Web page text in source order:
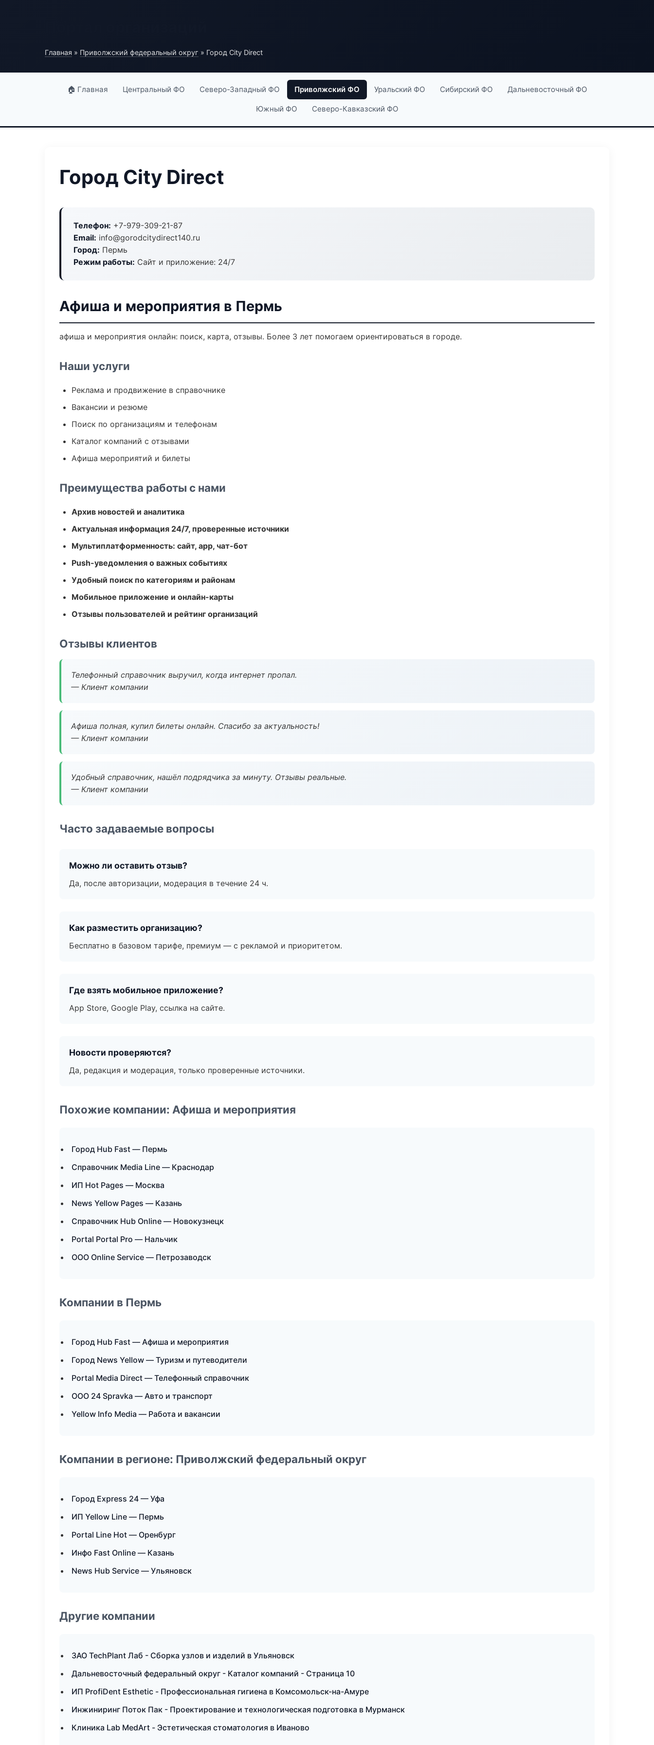
Главная » Приволжский федеральный округ » Город City Direct
🏠 Главная Центральный ФО Северо-Западный ФО Приволжский ФО Уральский ФО Сибирский ФО Дальневосточный ФО
Южный ФО Северо-Кавказский ФО
Город City Direct
Телефон: +7-979-309-21-87
Email: info@gorodcitydirect140.ru
Город: Пермь
Режим работы: Сайт и приложение: 24/7
Афиша и мероприятия в Пермь
афиша и мероприятия онлайн: поиск, карта, отзывы. Более 3 лет помогаем ориентироваться в городе.
Наши услуги
Реклама и продвижение в справочнике
Вакансии и резюме
Поиск по организациям и телефонам
Каталог компаний с отзывами
Афиша мероприятий и билеты
Преимущества работы с нами
Архив новостей и аналитика
Актуальная информация 24/7, проверенные источники
Мультиплатформенность: сайт, app, чат-бот
Push-уведомления о важных событиях
Удобный поиск по категориям и районам
Мобильное приложение и онлайн-карты
Отзывы пользователей и рейтинг организаций
Отзывы клиентов
Телефонный справочник выручил, когда интернет пропал.
— Клиент компании
Афиша полная, купил билеты онлайн. Спасибо за актуальность!
— Клиент компании
Удобный справочник, нашёл подрядчика за минуту. Отзывы реальные.
— Клиент компании
Часто задаваемые вопросы
Можно ли оставить отзыв?
Да, после авторизации, модерация в течение 24 ч.
Как разместить организацию?
Бесплатно в базовом тарифе, премиум — с рекламой и приоритетом.
Где взять мобильное приложение?
App Store, Google Play, ссылка на сайте.
Новости проверяются?
Да, редакция и модерация, только проверенные источники.
Похожие компании: Афиша и мероприятия
Город Hub Fast — Пермь
Справочник Media Line — Краснодар
ИП Hot Pages — Москва
News Yellow Pages — Казань
Справочник Hub Online — Новокузнецк
Portal Portal Pro — Нальчик
ООО Online Service — Петрозаводск
Компании в Пермь
Город Hub Fast — Афиша и мероприятия
Город News Yellow — Туризм и путеводители
Portal Media Direct — Телефонный справочник
ООО 24 Spravka — Авто и транспорт
Yellow Info Media — Работа и вакансии
Компании в регионе: Приволжский федеральный округ
Город Express 24 — Уфа
ИП Yellow Line — Пермь
Portal Line Hot — Оренбург
Инфо Fast Online — Казань
News Hub Service — Ульяновск
Другие компании
ЗАО TechPlant Лаб - Сборка узлов и изделий в Ульяновск
Дальневосточный федеральный округ - Каталог компаний - Страница 10
ИП ProfiDent Esthetic - Профессиональная гигиена в Комсомольск-на-Амуре
Инжиниринг Поток Пак - Проектирование и технологическая подготовка в Мурманск
Клиника Lab MedArt - Эстетическая стоматология в Иваново